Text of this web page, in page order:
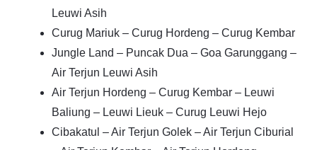
Leuwi Asih
Curug Mariuk – Curug Hordeng – Curug Kembar
Jungle Land – Puncak Dua – Goa Garunggang –
Air Terjun Leuwi Asih
Air Terjun Hordeng – Curug Kembar – Leuwi
Baliung – Leuwi Lieuk – Curug Leuwi Hejo
Cibakatul – Air Terjun Golek – Air Terjun Ciburial